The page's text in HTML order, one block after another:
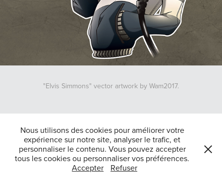
"Elvis Simmons" vector artwork by Wam2017.
Tous droits reserves Jean-Raphaël Belajew 2025-Powered by
Portfolio
Nous utilisons des cookies pour améliorer votre
expérience sur notre site, analyser le trafic, et
personnaliser le contenu. Vous pouvez accepter
tous les cookies ou personnaliser vos préférences.
Accepter
Refuser